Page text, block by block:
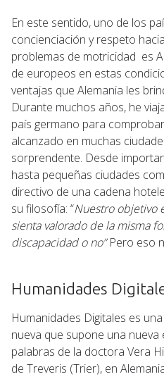
En este sentido, uno de los
concienciación y respeto
problemas de motricidad es
de europeos en estas
ventajas que Alemania les
Durante muchos años, he
país germano para
alcanzado en muchas
sorprendente. Desde
hasta pequeñas ciudades
directivo de una cadena
su filosofía: “Nuestro objetivo
sienta valorado de la misma
discapacidad o no”Pero eso
Humanidades
Humanidades Digitales es
nueva que supone una
palabras de la doctora Vera
de Treveris (Trier), en